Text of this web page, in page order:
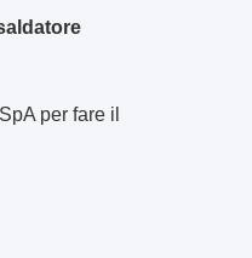
per fare il